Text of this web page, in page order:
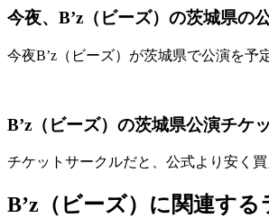
今夜、B’z（ビーズ）の茨城県の
今夜B’z（ビーズ）が茨城県で公演を予
B’z（ビーズ）の茨城県公演チケ
チケットサークルだと、公式より安く
B’z（ビーズ）に関連す